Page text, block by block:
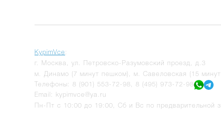
KypimVce:
г.
Москва
ул. Петровско-Разумовский проезд, д.3
м. Динамо (7 минут пешком), м. Савеловская (15
Телефоны: 8 (901) 553-72-98
8 (495) 973-72-98
Email: kypimvce@ya.ru
Пн-Пт с 10:00 до 19:00, Сб и Вс по предварительной